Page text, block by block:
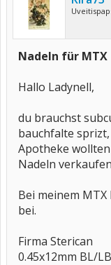
Nadeln für MTX
Hallo Ladynell,
du brauchst
bauchfalte
Apotheke
Nadeln
Bei meinem
bei.
Firma Sterican
0.45x12mm BL/LB